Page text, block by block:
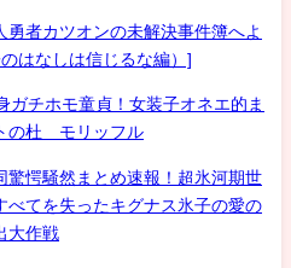
者カツオンの未解決事件簿へよ
はなしは信じるな編）]
チホモ童貞！女装子オネエ的ま
の杜 モリッフル
驚愕騒然まとめ速報！超氷河期世
べてを失ったキグナス氷子の愛の
大作戦